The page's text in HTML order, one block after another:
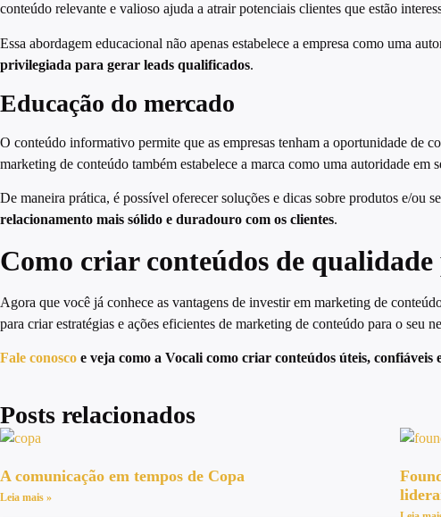
conteúdo relevante e valioso ajuda a atrair potenciais clientes que estão
Essa abordagem educacional não apenas estabelece a empresa como uma
privilegiada para gerar leads qualificados.
Educação do mercado
O conteúdo informativo permite que as empresas tenham a oportunidade de
marketing de conteúdo também estabelece a marca como uma autoridade em
De maneira prática, é possível oferecer soluções e dicas sobre produtos e/ou
relacionamento mais sólido e duradouro com os clientes.
Como criar conteúdos de qualidade
Agora que você já conhece as vantagens de investir em marketing de
para criar estratégias e ações eficientes de marketing de conteúdo para o seu
Fale conosco e veja como a Vocali como criar conteúdos úteis, confiáveis
Posts relacionados
A comunicação em tempos de Copa
Leia mais »